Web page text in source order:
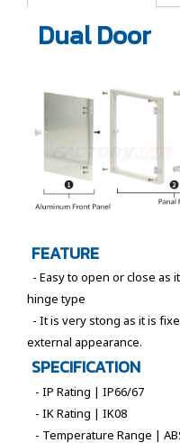
Dual Door
FEATURE
- Easy to open or close as
hinge type
- It is very stong as it is
external appearance.
SPECIFICATION
- IP Rating | IP66/67
- IK Rating | IK08
- Temperature Range |